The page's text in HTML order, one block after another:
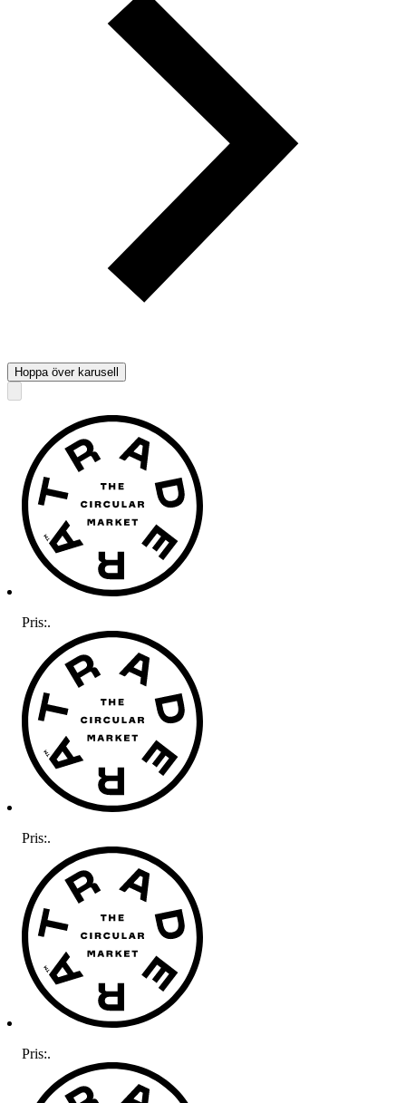
Hoppa över karusell
Pris:.
Pris:.
Pris:.